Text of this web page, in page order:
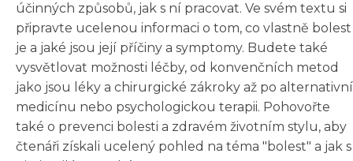
účinných způsobů, jak s ní pracovat. Ve svém textu si
připravte ucelenou informaci o tom, co vlastně bolest
je a jaké jsou její příčiny a symptomy. Budete také
vysvětlovat možnosti léčby, od konvenčních metod
jako jsou léky a chirurgické zákroky až po alternativní
medicínu nebo psychologickou terapii. Pohovořte
také o prevenci bolesti a zdravém životním stylu, aby
čtenáři získali ucelený pohled na téma "bolest" a jak s